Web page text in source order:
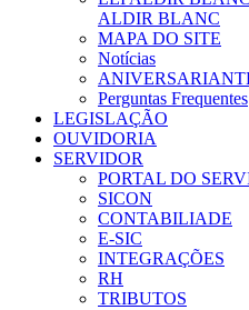
ALDIR BLANC
MAPA DO SITE
Notícias
Perguntas Frequentes
LEGISLAÇÃO
OUVIDORIA
SERVIDOR
PORTAL DO
SICON
CONTABILIADE
E-SIC
INTEGRAÇÕES
RH
TRIBUTOS